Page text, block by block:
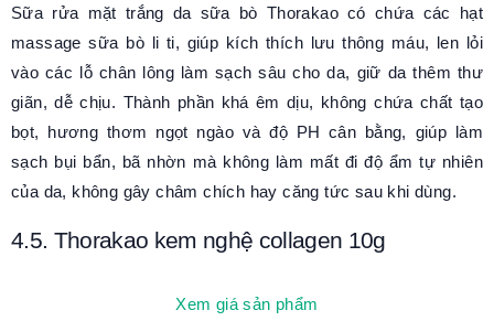
Sữa rửa mặt trắng da sữa bò Thorakao có chứa các hạt
massage sữa bò li ti, giúp kích thích lưu thông máu, len lỏi
vào các lỗ chân lông làm sạch sâu cho da, giữ da thêm thư
giãn, dễ chịu. Thành phần khá êm dịu, không chứa chất tạo
bọt, hương thơm ngọt ngào và độ PH cân bằng, giúp làm
sạch bụi bẩn, bã nhờn mà không làm mất đi độ ẩm tự nhiên
của da, không gây châm chích hay căng tức sau khi dùng.
4.5. Thorakao kem nghệ collagen 10g
Xem giá sản phẩm